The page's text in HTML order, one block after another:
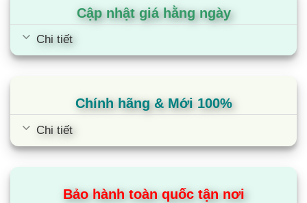
Cập nhật giá hằng ngày
Chi tiết
Chính hãng & Mới 100%
Chi tiết
Bảo hành toàn quốc tận nơi